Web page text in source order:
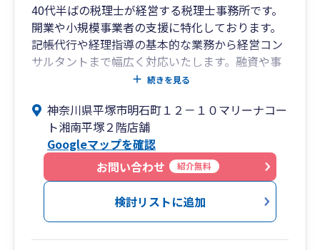
40代半ばの税理士が経営する税理士事務所です。
開業や小規模事業者の支援に特化しております。
記帳代行や経理指導の基本的な業務から経営コン
サルタントまで幅広く対応いたします。融資や事
業計画書の作成などのご相談もお任せください。
続きを見る
神奈川県平塚市明石町１２－１０マリーナコー
ト湘南平塚２階店舗
Googleマップを確認
お問い合わせ
紹介無料
検討リストに追加